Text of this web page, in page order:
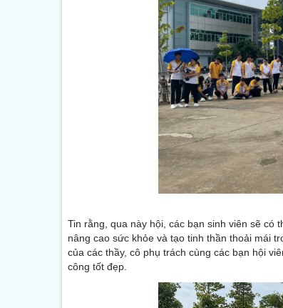
Tin rằng, qua này hội, các bạn sinh viên sẽ có
nâng cao sức khỏe và tạo tinh thần thoải mái
của các thầy, cô phụ trách cùng các bạn hội
công tốt đẹp.